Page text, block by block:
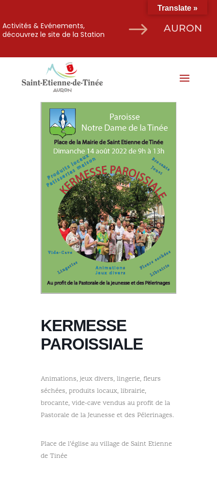
$
Activités & Evénements,
découvrez le site de la Station
AURON
KERMESSE
PAROISSIALE
Animations, jeux divers, lingerie, fleurs
séchées, produits locaux, librairie,
brocante, vide-cave vendus au profit de la
Pastorale de la Jeunesse et des Pélerinages.
Place de l’église au village de Saint Etienne
de Tinée
Translate »